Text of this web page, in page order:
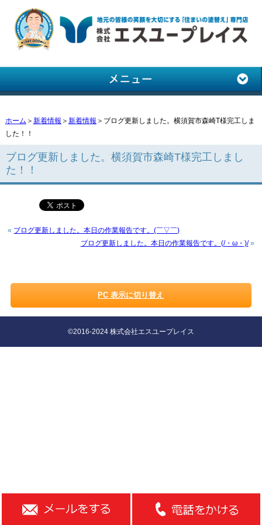
ホーム ＞ 新着情報 ＞ 新着情報 ＞ブログ更新しました。横須賀市森崎T様完工しま
した！！
ブログ更新しました。横須賀市森崎T様完工しまし
た！！
« ブログ更新しました。本日の作業報告です。(￣▽￣)
ブログ更新しました。本日の作業報告です。(/・ω・)/»
PC 表示に切り替え
©2016-2024 株式会社エスユープレイス